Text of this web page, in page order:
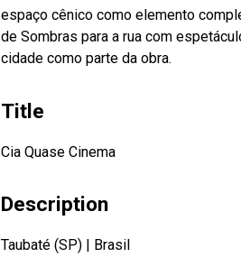
espaço cênico como elemento
de Sombras para a rua com
cidade como parte da obra.
Title
Cia Quase Cinema
Description
Taubaté (SP) | Brasil